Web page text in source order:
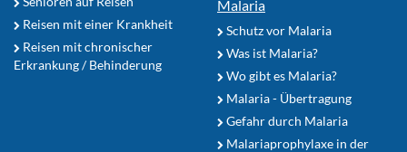
Reisen mit einer Krankheit
Reisen mit chronischer
Erkrankung / Behinderung
Malaria
Schutz vor Malaria
Was ist Malaria?
Wo gibt es Malaria?
Malaria - Übertragung
Gefahr durch Malaria
Malariaprophylaxe in der